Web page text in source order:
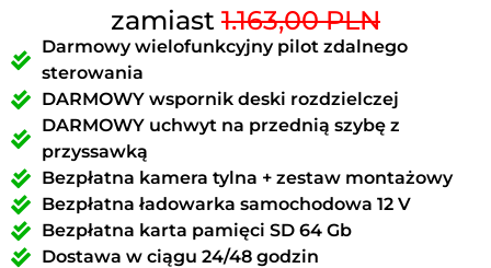
zamiast 1.163,00 PLN
Darmowy wielofunkcyjny pilot zdalnego
sterowania
DARMOWY wspornik deski rozdzielczej
DARMOWY uchwyt na przednią szybę z
przyssawką
Bezpłatna kamera tylna + zestaw montażowy
Bezpłatna ładowarka samochodowa 12 V
Bezpłatna karta pamięci SD 64 Gb
Dostawa w ciągu 24/48 godzin